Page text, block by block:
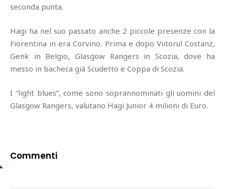
seconda punta.
Hagi ha nel suo passato anche 2 piccole presenze con la
Fiorentina in era Corvino. Prima e dopo Viitorul Costanz,
Genk in Belgio, Glasgow Rangers in Scozia, dove ha
messo in bacheca già Scudetto e Coppa di Scozia.
I “light blues”, come sono soprannominati gli uomini del
Glasgow Rangers, valutano Hagi Junior 4 milioni di Euro.
Commenti